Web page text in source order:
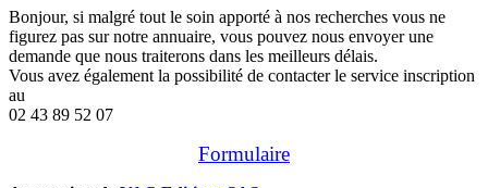
Bonjour, si malgré tout le soin apporté à nos recherches vous ne
figurez pas sur notre annuaire, vous pouvez nous envoyer une
demande que nous traiterons dans les meilleurs délais.
Vous avez également la possibilité de contacter le service inscription
au
02 43 89 52 07
Formulaire